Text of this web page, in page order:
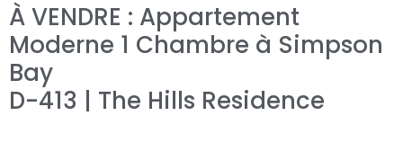
À VENDRE : Appartement
Moderne 1 Chambre à Simpson
Bay
D-413 | The Hills Residence